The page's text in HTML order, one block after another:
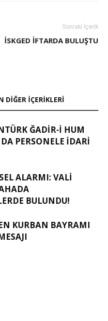
Sonraki İçerik
İSKGED İFTARDA BULUŞTU
DIĞER İÇERIKLERI
ĞADIR-İ HUM
PERSONELE İDARI
ALARMI: VALI
BULUNDU!
KURBAN BAYRAMI